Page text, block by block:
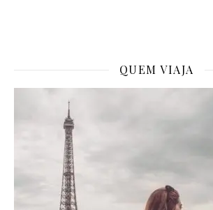
QUEM VIAJA